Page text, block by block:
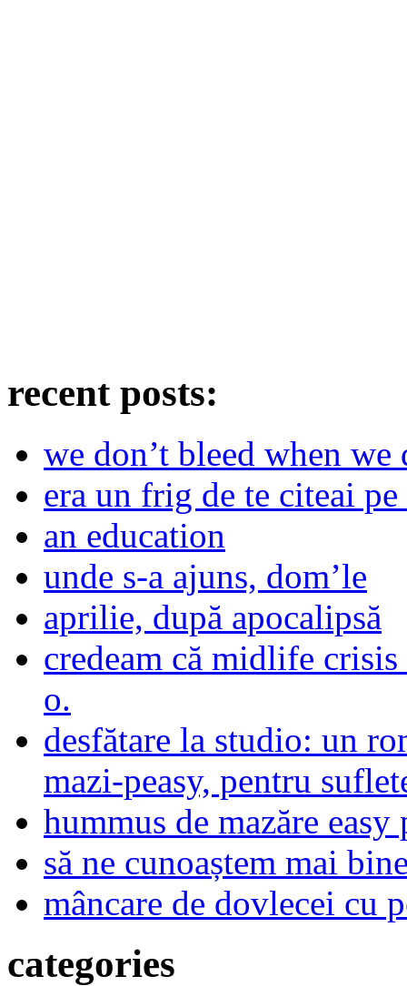
recent posts:
we don’t bleed when we
era un frig de te citeai
an education
unde s-a ajuns, dom’le
aprilie, după apocalipsă
credeam că midlife crisis
o.
desfătare la studio: un
mazi-peasy, pentru
hummus de mazăre easy
să ne cunoaștem mai
mâncare de dovlecei cu
categories